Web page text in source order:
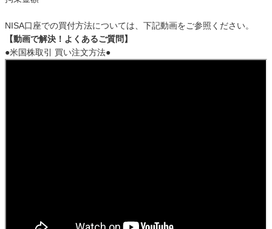
NISA口座での買付方法については、下記動画をご参照ください。
【動画で解決！よくあるご質問】
●米国株取引 買い注文方法●